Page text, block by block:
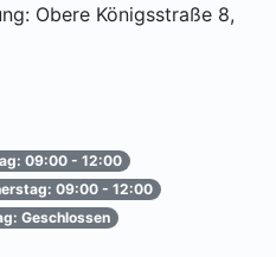
Obere Königsstraße 8,
09:00 - 12:00
09:00 - 12:00
Geschlossen